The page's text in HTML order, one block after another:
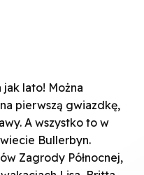
jak lato! Można
pierwszą gwiazdkę,
A wszystko to w
Bullerbyn.
Zagrody Północnej,